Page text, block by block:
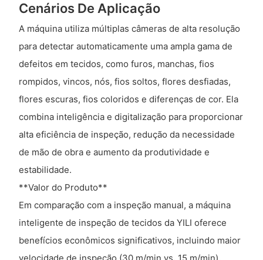
Cenários De Aplicação
A máquina utiliza múltiplas câmeras de alta resolução
para detectar automaticamente uma ampla gama de
defeitos em tecidos, como furos, manchas, fios
rompidos, vincos, nós, fios soltos, flores desfiadas,
flores escuras, fios coloridos e diferenças de cor. Ela
combina inteligência e digitalização para proporcionar
alta eficiência de inspeção, redução da necessidade
de mão de obra e aumento da produtividade e
estabilidade.
**Valor do Produto**
Em comparação com a inspeção manual, a máquina
inteligente de inspeção de tecidos da YILI oferece
benefícios econômicos significativos, incluindo maior
velocidade de inspeção (30 m/min vs. 15 m/min),